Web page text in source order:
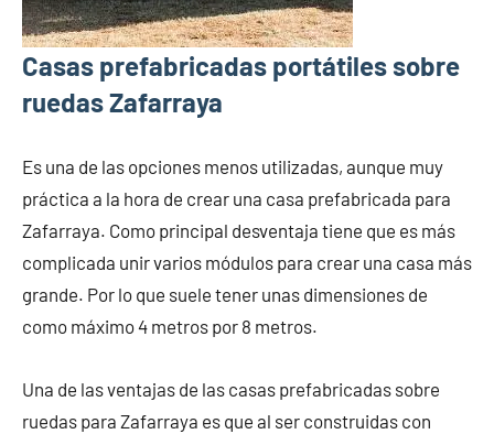
Casas prefabricadas portátiles sobre
ruedas Zafarraya
Es una de las opciones menos utilizadas, aunque muy
práctica a la hora de crear una casa prefabricada para
Zafarraya. Como principal desventaja tiene que es más
complicada unir varios módulos para crear una casa más
grande. Por lo que suele tener unas dimensiones de
como máximo 4 metros por 8 metros.
Una de las ventajas de las casas prefabricadas sobre
ruedas para Zafarraya es que al ser construidas con